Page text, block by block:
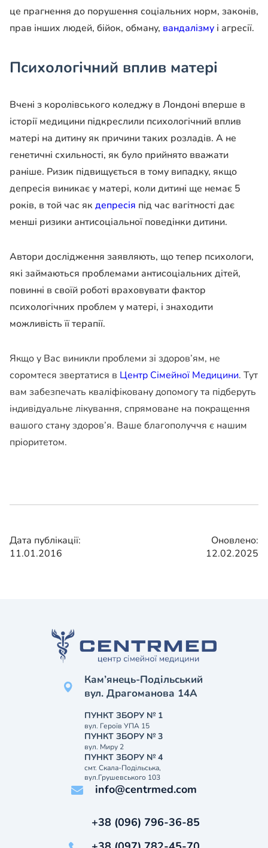
це прагнення до порушення соціальних норм, законів,
прав інших людей, бійок, обману, вандалізму і агресії.
Психологічний вплив матері
Вчені з королівського коледжу в Лондоні вперше в
історії медицини підкреслили психологічний вплив
матері на дитину як причини таких розладів. А не
генетичні схильності, як було прийнято вважати
раніше. Ризик підвищується в тому випадку, якщо
депресія виникає у матері, коли дитині ще немає 5
років, в той час як депресія під час вагітності дає
менші ризики антисоціальної поведінки дитини.
Автори дослідження заявляють, що тепер психологи,
які займаються проблемами антисоціальних дітей,
повинні в своїй роботі враховувати фактор
психологічних проблем у матері, і знаходити
можливість її терапії.
Якщо у Вас виникли проблеми зі здоров’ям, не
соромтеся звертатися в Центр Сімейної Медицини. Тут
вам забезпечать кваліфіковану допомогу та підберуть
індивідуальне лікування, спрямоване на покращення
вашого стану здоров’я. Ваше благополуччя є нашим
пріоритетом.
Дата публікації:
11.01.2016
Оновлено:
12.02.2025
Кам’янець-Подільський
вул. Драгоманова 14А
ПУНКТ ЗБОРУ № 1
вул. Героїв УПА 15
ПУНКТ ЗБОРУ № 3
вул. Миру 2
ПУНКТ ЗБОРУ № 4
смт. Скала-Подільська,
вул.Грушевського 103
info@centrmed.com
+38 (096) 796-36-85